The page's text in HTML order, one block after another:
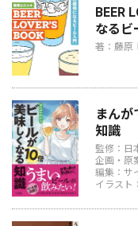
BEER
なるビ
著：藤原
まん
知識
監修：日
企画・原
編集：サ
イラスト